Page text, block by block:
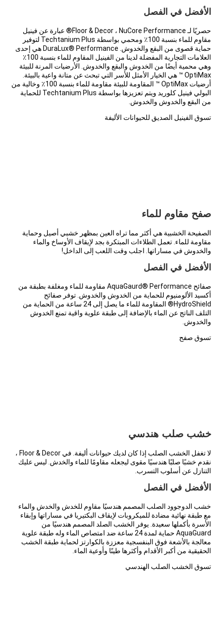
الأفضل في الفصل
حصريًا لـ Floor & Decor ، NuCore Performance® عبارة عن فينيل
مقاوم للماء بنسبة 100٪ ومحمي بواسطة Techtanium Plus لتوفير
حماية قصوى من البقع والخدوش. DuraLux® Performance هي إحدى
العلامات التجارية المفضلة لدينا من الفينيل المقاوم للماء بنسبة 100٪
وهي محمية أيضًا من الخدوش والبقع والخدوش. الأرضيات المرنة للبيئة
OptiMax ™ هي الخيار الأمثل للأسر التي تبحث عن متانة واعية بالبيئة.
أرضيات OptiMax ™ المقاومة للبيئة مقاومة للماء بنسبة 100٪ وخالية من
البولي فينيل كلوريد ويتم تعزيزها بواسطة Techtanium Plus للحماية
من البقع والخدوش والخدوش.
تسوق الفينيل الصديق للحيوانات الأليفة
صفح مقاوم للماء
الصفيحة الخشبية هي أكثر مما تراه العين بمظهر خشبي أصيل وحماية
مقاومة للماء. تعمل الطلاءات المبتكرة بجد لإيقاف الأوساخ والماء
والخدوش في مساراتها. اجلب وقت اللعب إلى الداخل!
الأفضل في الفصل
صفائح AquaGaurd® Performance مقاومة للماء ومغلفة بطبقة من
أكسيد الألومنيوم للحماية من الخدوش والخدوش. توفر صفائح
HydroShield® المقاومة للماء ما يصل إلى 24 ساعة من الحماية من
التلف الناتج عن الماء بالإضافة إلى طبقة علوية واقية تمنع الخدوش
والخدوش.
تسوق صفح
خشب صلب هندسي
لا تغفل الخشب الصلب إذا كان لديك حيوانات أليفة. في Floor & Decor ،
نقدم خشبًا صلبًا هندسيًا مقوى ليجعله مقاومًا للماء والخدش. ليس عليك
التنازل عن أسلوب التسرب.
الأفضل في الفصل
خشب الدوجوود الصلب المصمم هندسيًا مقاوم للخدش والخدش والماء
مع طبقة نهائية مضادة للميكروبات لإيقاف البكتيريا في مساراتها وإبقاء
الأسرة بأكملها سعيدة. يوفر الخشب الصلد المصمم هندسيًا من
AquaGuard حماية لمدة 24 ساعة ضد امتصاص الماء وله طبقة علوية
معالجة بالأشعة فوق البنفسجية معززة بالكوارتز لحماية طبقة الخشب
الحقيقية من أكبر الأقدام وأكثرها طينًا وأوعية الماء.
تسوق الخشب الصلب الهندسي